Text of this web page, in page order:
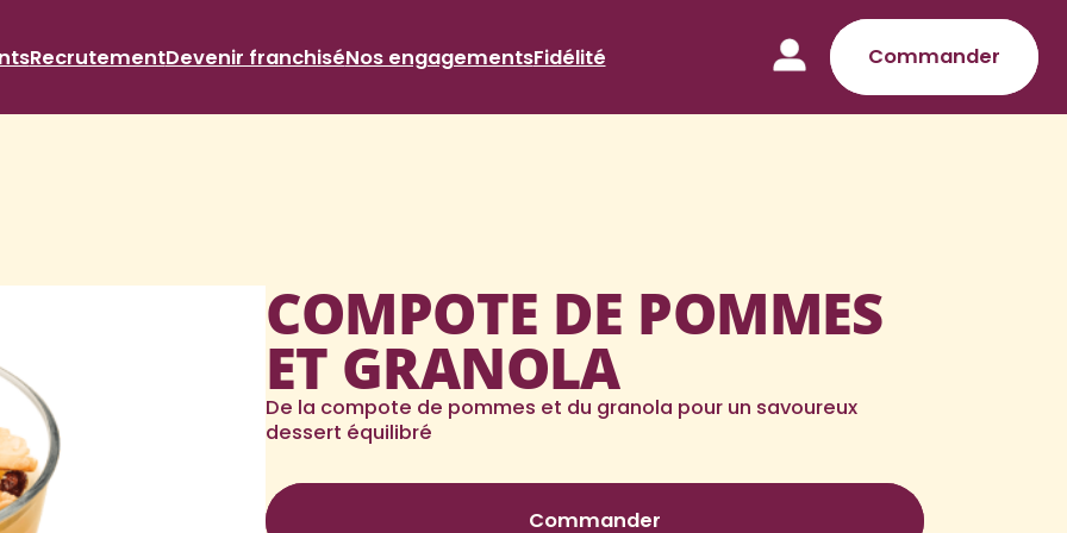
RecrutementDevenir franchiséNos engagementsFidélité Commander
COMPOTE DE POMMES
ET GRANOLA
De la compote de pommes et du granola pour un savoureux
dessert équilibré
Commander